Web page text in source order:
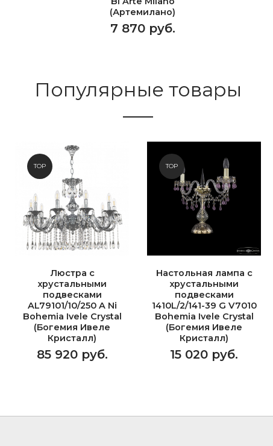
(Артемилано)
7 870 руб.
Популярные товары
TOP
Люстра с
хрустальными
подвесками
AL79101/10/250 A Ni
Bohemia Ivele Crystal
(Богемия Ивеле
Кристалл)
85 920 руб.
TOP
Настольная лампа с
хрустальными
подвесками
1410L/2/141-39 G V7010
Bohemia Ivele Crystal
(Богемия Ивеле
Кристалл)
15 020 руб.